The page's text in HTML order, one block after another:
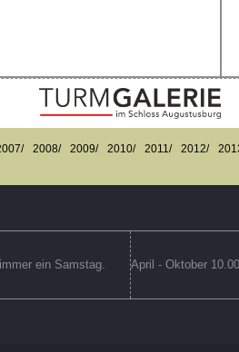
2008/ 2009/ 2010/ 2011/ 2012/
ein Samstag.
April - Oktober